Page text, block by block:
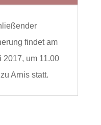
findet am
2017, um 11.00
Arnis statt.